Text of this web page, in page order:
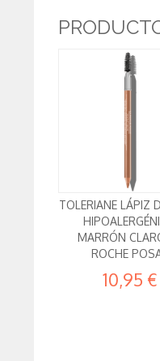
TOLERIANE LÁPIZ
MARRÓN
ROCHE
10,95 €